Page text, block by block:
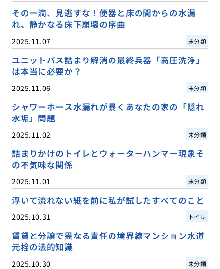
その一滴、見逃すな！便器と床の間からの水漏
れ、静かなる床下崩壊の序曲
2025.11.07 未分類
ユニットバス詰まり解消の最終兵器「高圧洗浄」
は本当に必要か？
2025.11.06 未分類
シャワーホース水漏れが暴くあなたの家の「隠れ
水垢」問題
2025.11.02 未分類
詰まりかけのトイレとウォーターハンマー現象そ
の不気味な関係
2025.11.01 未分類
浮いて流れない紙を前に私が試したすべてのこと
2025.10.31 トイレ
賃貸と分譲で異なる責任の境界線マンション水道
元栓の法的知識
2025.10.30 未分類